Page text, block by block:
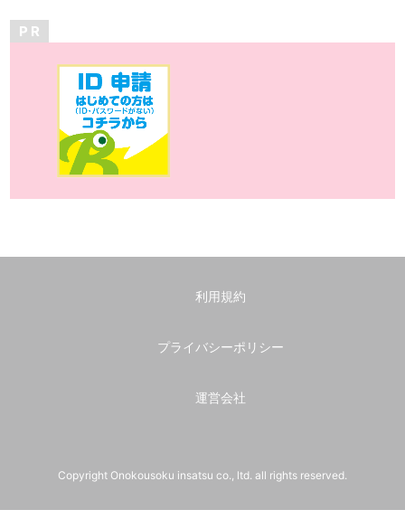
P R
利用規約
プライバシーポリシー
運営会社
Copyright Onokousoku insatsu co., ltd. all rights reserved.